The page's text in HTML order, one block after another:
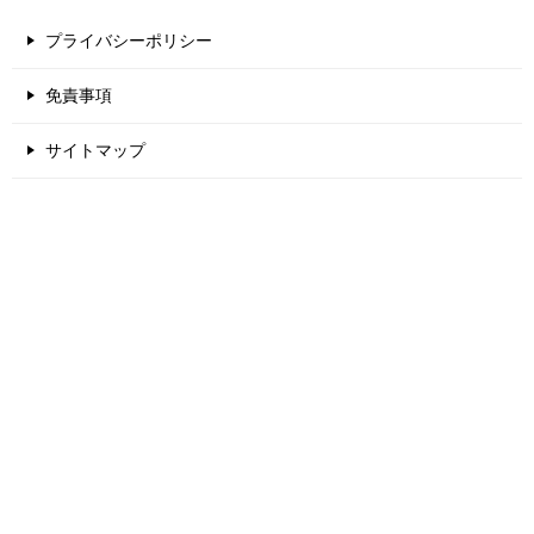
プライバシーポリシー
免責事項
サイトマップ